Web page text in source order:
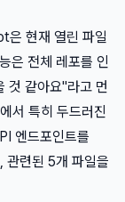
은 현재 열린 파일
은 전체 레포를 인
것 같아요"라고 먼
서 특히 두드러진
엔드포인트를
련된 5개 파일을